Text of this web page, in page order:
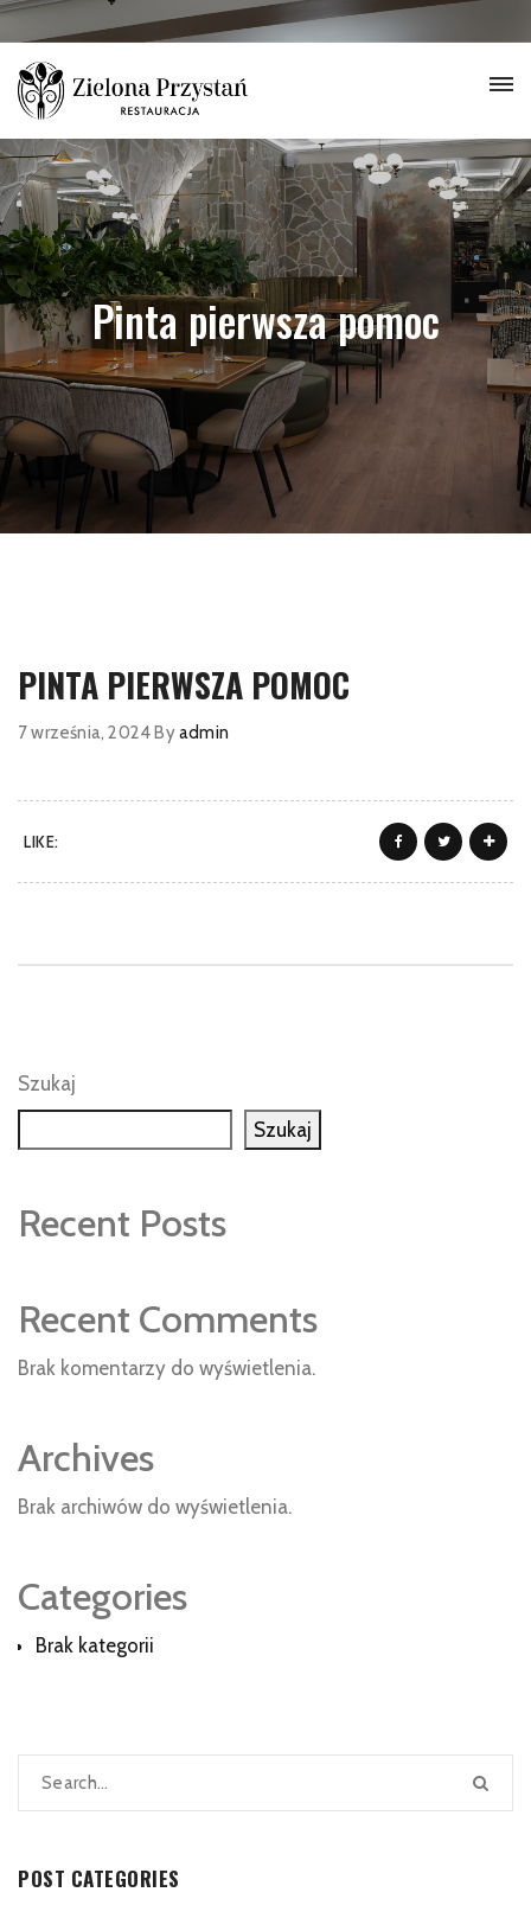
Pinta pierwsza pomoc
PINTA PIERWSZA POMOC
7 września, 2024Byadmin
LIKE:
Szukaj
Szukaj
Recent Posts
Recent Comments
Brak komentarzy do wyświetlenia.
Archives
Brak archiwów do wyświetlenia.
Categories
Brak kategorii
POST CATEGORIES